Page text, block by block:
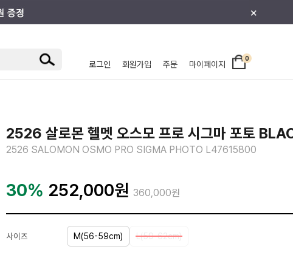
×
키즈/주니어 로그인 회원가입 주문 마이페이지
0
2526 살로몬 헬멧 오스모 프로 시그마 포토
2526 SALOMON OSMO PRO SIGMA PHOTO L47615800
30% 252,000원 360,000원
사이즈 M(56-59cm) L(59-62cm)